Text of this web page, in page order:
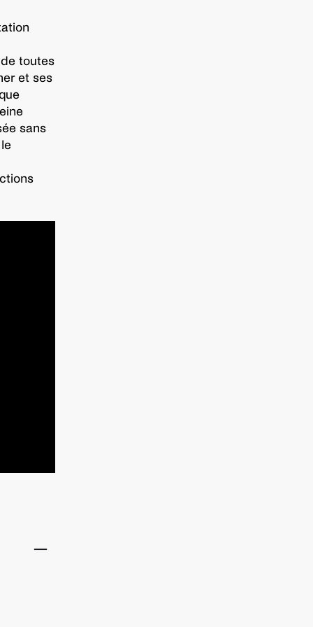
toutes
et ses
sans